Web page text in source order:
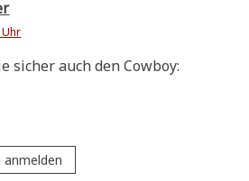
Uhr
sicher auch den Cowboy: